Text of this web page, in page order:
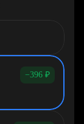
−396 ₽